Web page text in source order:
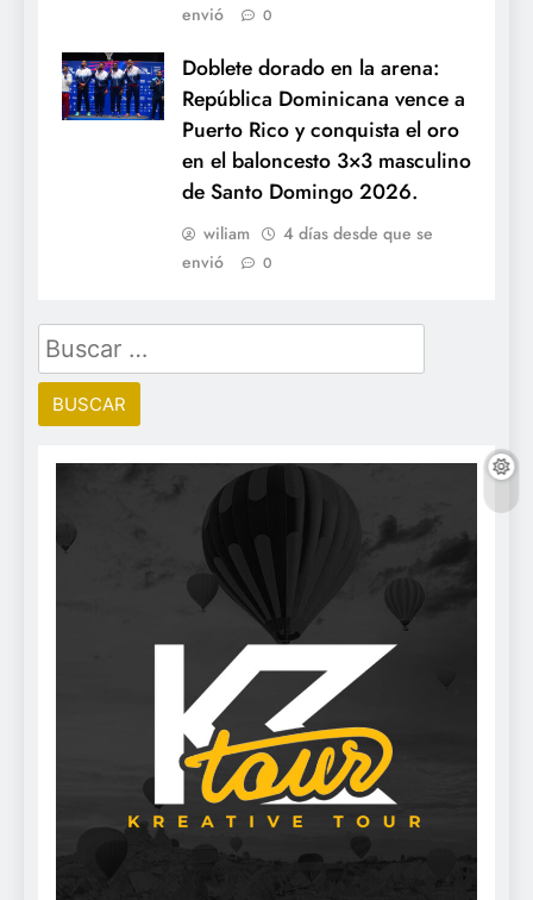
envió
0
Doblete dorado en la arena:
República Dominicana vence a
Puerto Rico y conquista el oro
en el baloncesto 3×3 masculino
de Santo Domingo 2026.
wiliam
4 días desde que se
envió
0
Buscar: